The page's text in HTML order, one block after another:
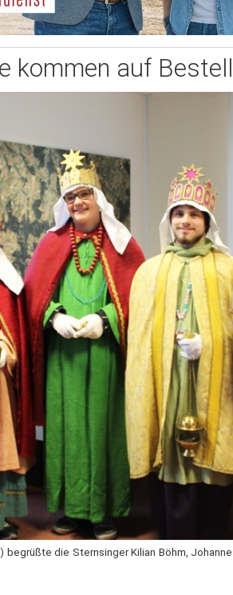
kommen auf
die Sternsinger Kilian Böhm,